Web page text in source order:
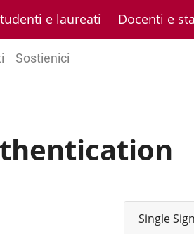
e laureati Docenti e
Sostienici
Single